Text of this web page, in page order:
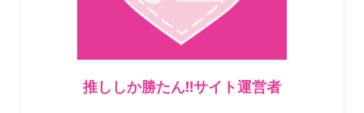
推ししか勝たん‼サイト運営者